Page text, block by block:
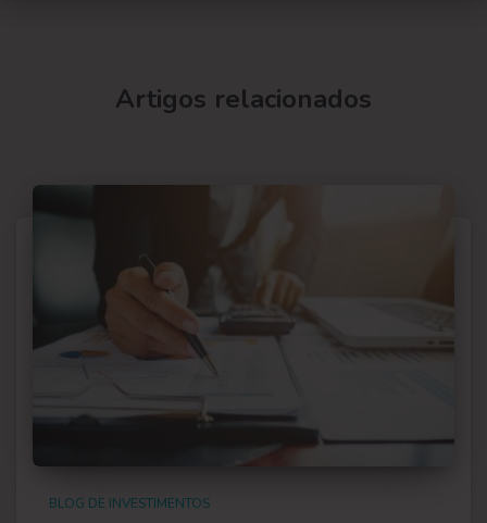
Artigos relacionados
BLOG DE INVESTIMENTOS